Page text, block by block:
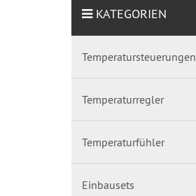
KATEGORIEN
Temperatursteuerungen
Temperaturregler
Temperaturfühler
Einbausets